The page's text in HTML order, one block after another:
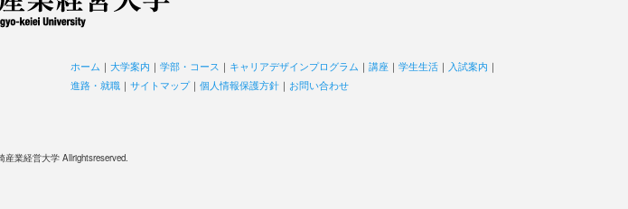
ホーム ｜ 大学案内 ｜ 学部・コース ｜ キャリアデザインプログラム ｜ 講座 ｜ 学生生活 ｜ 入試案内 ｜
進路・就職 ｜ サイトマップ｜ 個人情報保護方針 ｜ お問い合わせ
産業経営大学 Allrightsreserved.